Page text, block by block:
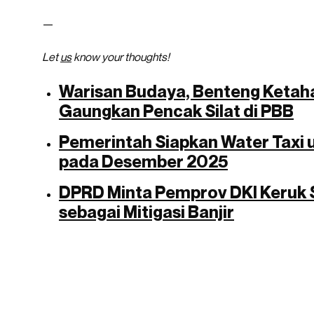
—
Letusknow your thoughts!
Warisan Budaya, Benteng
Gaungkan Pencak Silat di PBB
Pemerintah Siapkan Water Taxi
pada Desember 2025
DPRD Minta Pemprov DKI
sebagai Mitigasi Banjir